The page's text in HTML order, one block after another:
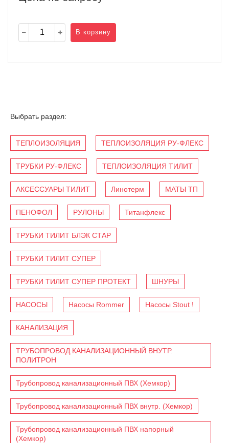
В корзину
Выбрать раздел:
ТЕПЛОИЗОЛЯЦИЯ ТЕПЛОИЗОЛЯЦИЯ РУ-ФЛЕКС
ТРУБКИ РУ-ФЛЕКС ТЕПЛОИЗОЛЯЦИЯ ТИЛИТ
АКСЕССУАРЫ ТИЛИТ Линотерм МАТЫ ТП
ПЕНОФОЛ РУЛОНЫ Титанфлекс
ТРУБКИ ТИЛИТ БЛЭК СТАР
ТРУБКИ ТИЛИТ СУПЕР
ТРУБКИ ТИЛИТ СУПЕР ПРОТЕКТ ШНУРЫ
НАСОСЫ Насосы Rommer Насосы Stout !
КАНАЛИЗАЦИЯ
ТРУБОПРОВОД КАНАЛИЗАЦИОННЫЙ ВНУТР.
ПОЛИТРОН
Трубопровод канализационный ПВХ (Хемкор)
Трубопровод канализационный ПВХ внутр. (Хемкор)
Трубопровод канализационный ПВХ напорный
(Хемкор)